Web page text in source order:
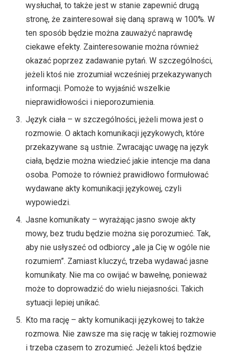
wysłuchał, to także jest w stanie zapewnić drugą
stronę, że zainteresował się daną sprawą w 100%. W
ten sposób będzie można zauważyć naprawdę
ciekawe efekty. Zainteresowanie można również
okazać poprzez zadawanie pytań. W szczególności,
jeżeli ktoś nie zrozumiał wcześniej przekazywanych
informacji. Pomoże to wyjaśnić wszelkie
nieprawidłowości i nieporozumienia.
Język ciała – w szczególności, jeżeli mowa jest o
rozmowie. O aktach komunikacji językowych, które
przekazywane są ustnie. Zwracając uwagę na język
ciała, będzie można wiedzieć jakie intencje ma dana
osoba. Pomoże to również prawidłowo formułować
wydawane akty komunikacji językowej, czyli
wypowiedzi.
Jasne komunikaty – wyrażając jasno swoje akty
mowy, bez trudu będzie można się porozumieć. Tak,
aby nie usłyszeć od odbiorcy „ale ja Cię w ogóle nie
rozumiem”. Zamiast kluczyć, trzeba wydawać jasne
komunikaty. Nie ma co owijać w bawełnę, ponieważ
może to doprowadzić do wielu niejasności. Takich
sytuacji lepiej unikać.
Kto ma rację – akty komunikacji językowej to także
rozmowa. Nie zawsze ma się rację w takiej rozmowie
i trzeba czasem to zrozumieć. Jeżeli ktoś będzie